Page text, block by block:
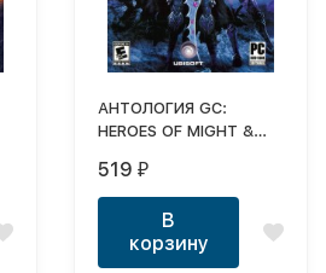
АНТОЛОГИЯ GC:
HEROES OF MIGHT &
519 ₽
В
корзину